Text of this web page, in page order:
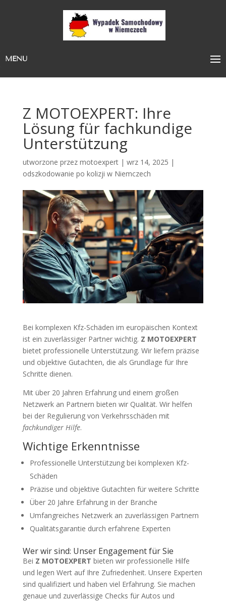
MENU
Z MOTOEXPERT: Ihre
Lösung für fachkundige
Unterstützung
utworzone przez motoexpert| wrz 14, 2025 |
odszkodowanie po kolizji w Niemczech
Bei komplexen Kfz-Schäden im europäischen Kontext
ist ein zuverlässiger Partner wichtig. Z MOTOEXPERT
bietet professionelle Unterstützung. Wir liefern präzise
und objektive Gutachten, die als Grundlage für Ihre
Schritte dienen.
Mit über 20 Jahren Erfahrung und einem großen
Netzwerk an Partnern bieten wir Qualität. Wir helfen
bei der Regulierung von Verkehrsschäden mit
fachkundiger Hilfe.
Wichtige Erkenntnisse
Professionelle Unterstützung bei komplexen Kfz-
Schäden
Präzise und objektive Gutachten für weitere Schritte
Über 20 Jahre Erfahrung in der Branche
Umfangreiches Netzwerk an zuverlässigen Partnern
Qualitätsgarantie durch erfahrene Experten
Wer wir sind: Unser Engagement für Sie
Bei Z MOTOEXPERT bieten wir professionelle Hilfe
und legen Wert auf Ihre Zufriedenheit. Unsere Experten
sind qualifiziert und haben viel Erfahrung. Sie machen
genaue und zuverlässige Checks für Autos und